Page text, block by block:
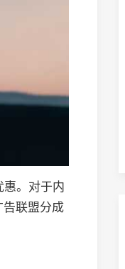
。对于内
告联盟分成